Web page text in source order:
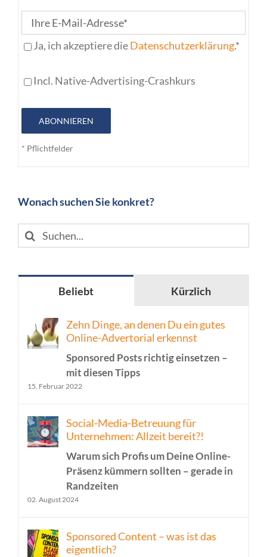
Ja, ich akzeptiere dieDatenschutzerklärung.*
Incl. Native-Advertising-Crashkurs
ABONNIEREN
* Pflichtfelder
Wonach suchen Sie konkret?
Suche
nach:
Beliebt Kürzlich
Zehn Dinge, an denen Du ein gutes
Online-Advertorial erkennst
Sponsored Posts richtig einsetzen –
mit diesen Tipps
15. Februar 2022
Social-Media-Betreuung für
Unternehmen: Allzeit bereit?!
Warum sich Profis um Deine Online-
Präsenz kümmern sollten – gerade in
Randzeiten
02. August 2024
Sponsored Content – was ist das
eigentlich?